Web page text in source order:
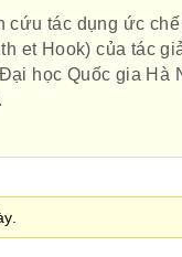
cứu tác dụng ức
et Hook) của tác
học Quốc gia Hà